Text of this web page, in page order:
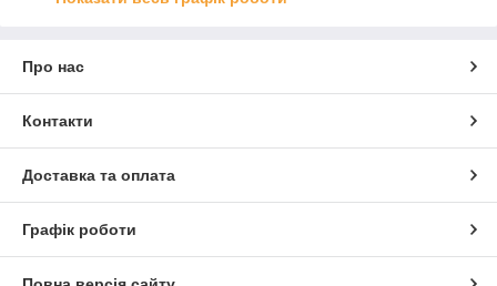
Про нас
Контакти
Доставка та оплата
Графік роботи